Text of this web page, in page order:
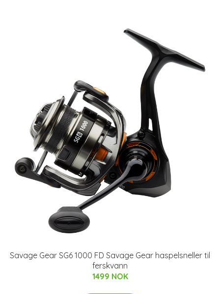
Savage Gear SG6 1000 FD Savage Gear haspelsneller til
ferskvann
1499 NOK